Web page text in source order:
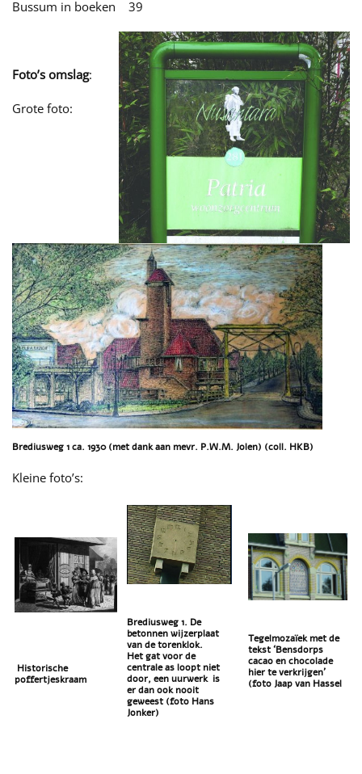
Bussum in boeken 39
Foto’s omslag:
Grote foto:
Brediusweg 1 ca. 1930 (met dank aan mevr. P.W.M. Jolen) (coll. HKB)
Kleine foto’s:
Historische
poffertjeskraam
Brediusweg 1. De
betonnen wijzerplaat
van de torenklok.
Het gat voor de
centrale as loopt niet
door, een uurwerk is
er dan ook nooit
geweest (foto Hans
Jonker)
Tegelmozaïek met de
tekst ‘Bensdorps
cacao en chocolade
hier te verkrijgen’
(foto Jaap van Hassel